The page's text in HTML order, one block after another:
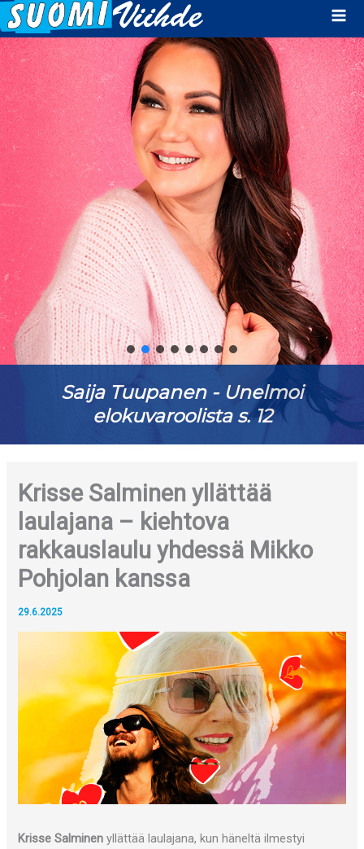
Saija Tuupanen - Unelmoi
elokuvaroolista s. 12
Krisse Salminen yllättää
laulajana – kiehtova
rakkauslaulu yhdessä Mikko
Pohjolan kanssa
29.6.2025
Krisse Salminen yllättää laulajana, kun häneltä ilmestyi